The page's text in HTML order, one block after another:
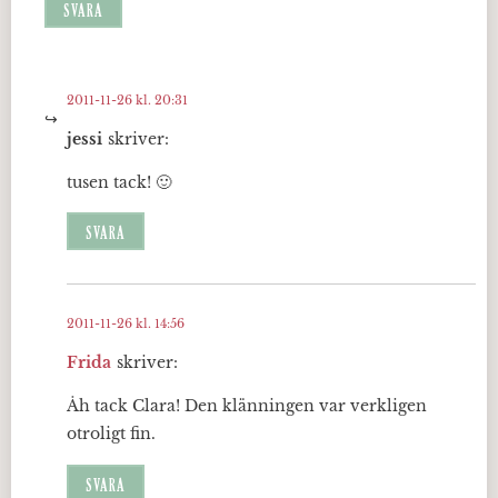
SVARA
jessi skriver:
2011-11-26 kl. 20:31
tusen tack! 🙂
SVARA
Frida skriver:
2011-11-26 kl. 14:56
Åh tack Clara! Den klänningen var verkligen
otroligt fin.
SVARA